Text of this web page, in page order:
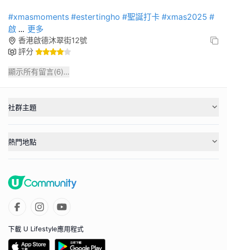
#xmasmoments #estertingho #聖誕打卡 #xmas2025 #
啟 ... 更多
香港啟德沐翠街12號
評分
顯示所有留言(6)...
社群主題
熱門地點
下載 U Lifestyle應用程式